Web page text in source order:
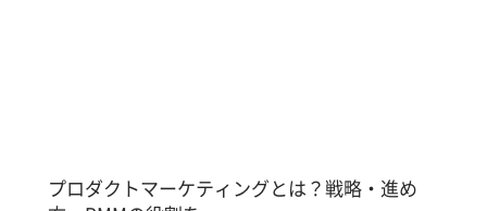
プロダクトマーケティングとは？戦略・進め